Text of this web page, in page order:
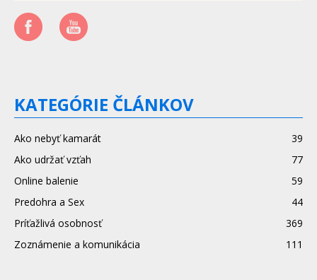
KATEGÓRIE ČLÁNKOV
Ako nebyť kamarát
39
Ako udržať vzťah
77
Online balenie
59
Predohra a Sex
44
Príťažlivá osobnosť
369
Zoznámenie a komunikácia
111